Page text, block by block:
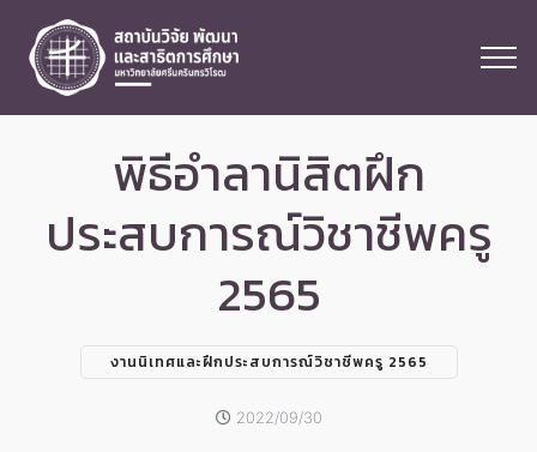
พิธีอำลานิสิตฝึก
ประสบการณ์วิชาชีพครู
2565
งานนิเทศและฝึกประสบการณ์วิชาชีพครู 2565
2022/09/30